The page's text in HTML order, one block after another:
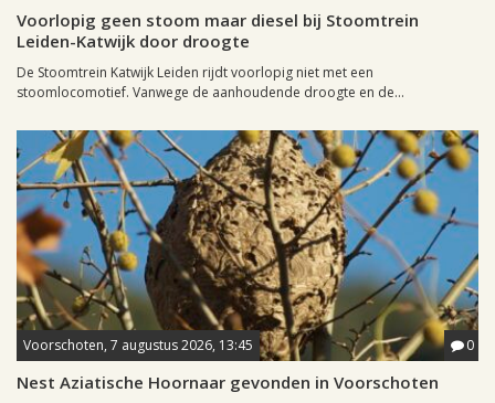
Voorlopig geen stoom maar diesel bij Stoomtrein
Leiden-Katwijk door droogte
De Stoomtrein Katwijk Leiden rijdt voorlopig niet met een
stoomlocomotief. Vanwege de aanhoudende droogte en de...
Voorschoten, 7 augustus 2026, 13:45 0
Nest Aziatische Hoornaar gevonden in Voorschoten